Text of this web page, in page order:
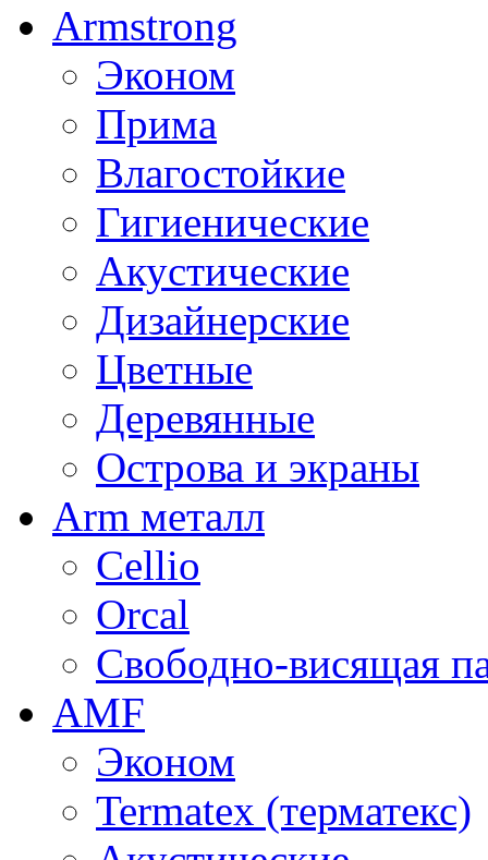
Armstrong
Эконом
Прима
Влагостойкие
Гигиенические
Акустические
Дизайнерские
Цветные
Деревянные
Острова и экраны
Arm металл
Cellio
Orcal
Свободно-висящая
AMF
Эконом
Termatex (терматекс)